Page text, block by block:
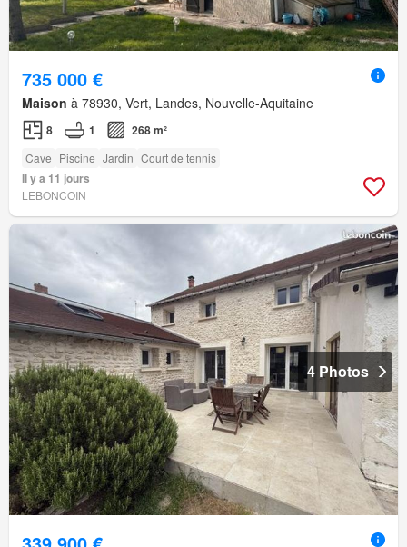
735 000 €
Maison à 78930, Vert, Landes, Nouvelle-Aquitaine
8 1 268 m²
Cave Piscine Jardin Court de tennis
Il y a 11 jours
LEBONCOIN
4 Photos